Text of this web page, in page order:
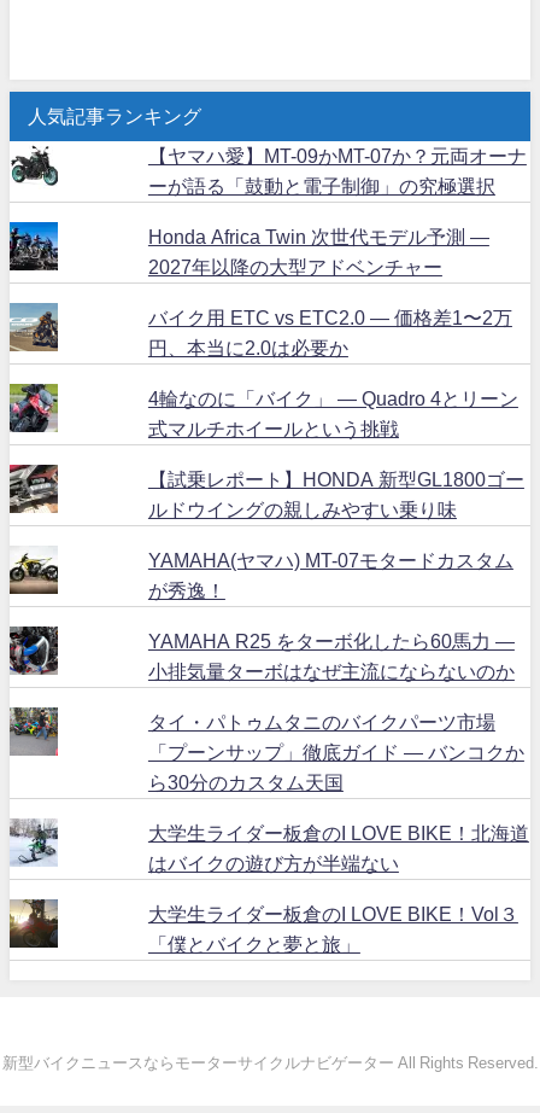
人気記事ランキング
【ヤマハ愛】MT-09かMT-07か？元両オーナ
ーが語る「鼓動と電子制御」の究極選択
Honda Africa Twin 次世代モデル予測 ―
2027年以降の大型アドベンチャー
バイク用 ETC vs ETC2.0 ― 価格差1〜2万
円、本当に2.0は必要か
4輪なのに「バイク」 ― Quadro 4とリーン
式マルチホイールという挑戦
【試乗レポート】HONDA 新型GL1800ゴー
ルドウイングの親しみやすい乗り味
YAMAHA(ヤマハ) MT-07モタードカスタム
が秀逸！
YAMAHA R25 をターボ化したら60馬力 ―
小排気量ターボはなぜ主流にならないのか
タイ・パトゥムタニのバイクパーツ市場
「プーンサップ」徹底ガイド ― バンコクか
ら30分のカスタム天国
大学生ライダー板倉のI LOVE BIKE！北海道
はバイクの遊び方が半端ない
大学生ライダー板倉のI LOVE BIKE！Vol３
「僕とバイクと夢と旅」
新型バイクニュースならモーターサイクルナビゲーター All Rights Reserved.